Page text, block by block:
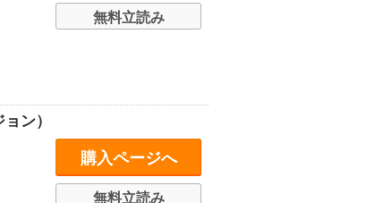
無料立読み
ン）
購入ページへ
無料立読み